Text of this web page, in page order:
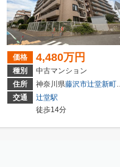
価格 4,480万円
種別
中古マンション
住所
神奈川県藤沢市辻堂新町
交通
辻堂駅
徒歩14分